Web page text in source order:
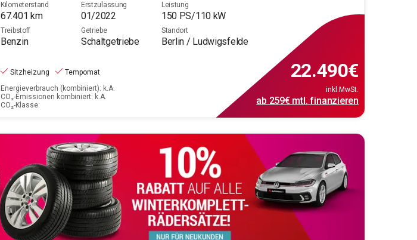
Kilometerstand
67.401 km
Erstzulassung
01/2022
Leistung
150 PS/110 kW
Treibstoff
Benzin
Getriebe
Schaltgetriebe
Standort
Berlin / Ludwigsfelde
Sitzheizung
Tempomat
Energieverbrauch (kombiniert): k.A.
CO₂-Emissionen kombiniert: k.A.
CO₂-Klasse:
22.490€
inkl.MwSt.
ab 259€mtl. finanzieren